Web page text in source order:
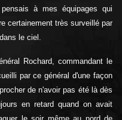
à mes équipages qui
certainement très surveillé par
le ciel.
Rochard, commandant le
par ce général d'une façon
de n'avoir pas été là dès
en retard quand on avait